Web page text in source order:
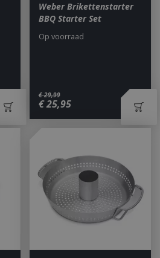
Weber Brikettenstarter
BBQ Starter Set
€ 29,99
€25,95
Op voorraad